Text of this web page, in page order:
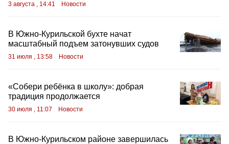
3 августа , 14:41 Новости
В Южно-Курильской бухте начат
масштабный подъем затонувших судов
31 июля , 13:58 Новости
«Собери ребёнка в школу»: добрая
традиция продолжается
30 июля , 11:07 Новости
В Южно‑Курильском районе завершилась